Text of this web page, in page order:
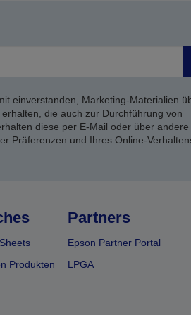
einverstanden, Marketing-Materialien
die auch zur Durchführung von
diese per E-Mail oder über andere
Präferenzen und Ihres Online-
Produkten
Partners
Epson Partner Portal
LPGA